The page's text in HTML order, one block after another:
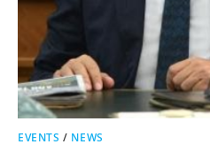
EVENTS / NEWS